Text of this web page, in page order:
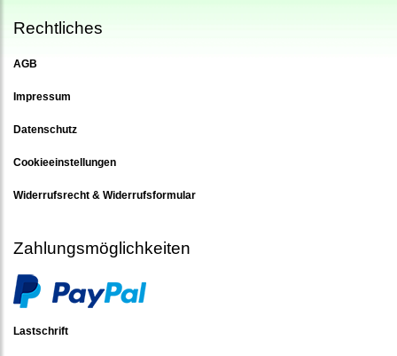
Rechtliches
AGB
Impressum
Datenschutz
Cookieeinstellungen
Widerrufsrecht & Widerrufsformular
Zahlungsmöglichkeiten
Lastschrift